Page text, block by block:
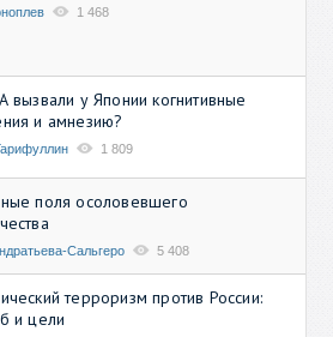
1 468
вызвали у Японии когнитивные
и амнезию?
1 809
поля осоловевшего
Сальгеро 5 408
терроризм против России:
и цели